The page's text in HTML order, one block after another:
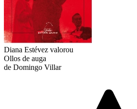
Diana Estévez valorou
Ollos de auga
de Domingo Villar